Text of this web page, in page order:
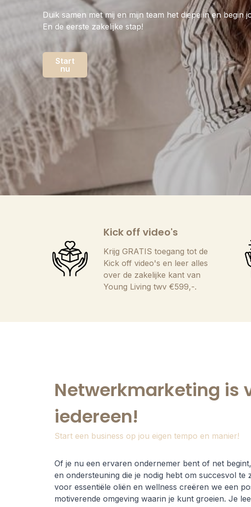
Duik samen met mij en mijn team het diepe in en begin
En de eerste zakelijke stap!
Start
nu
Kick off video's
Krijg GRATIS toegang tot de
Kick off video's en leer alles
over de zakelijke kant van
Young Living twv €599,-.
Netwerkmarketing is
iedereen!
Start een business op jou eigen tempo en manier!
Of je nu een ervaren ondernemer bent of net
en ondersteuning die je nodig hebt om succesvol te
voor essentiële oliën en wellness creëren we een
motiverende omgeving waarin je kunt groeien. Je